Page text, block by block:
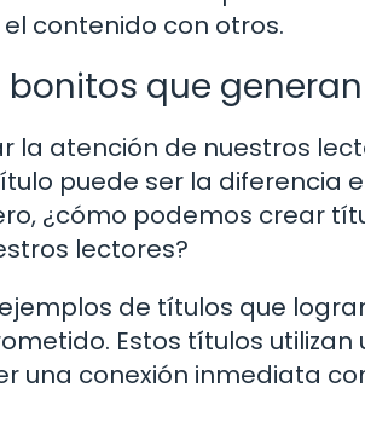
contenido con otros.
bonitos que
la atención de nuestros
puede ser la diferencia
¿cómo podemos crear
lectores?
de títulos que
Estos títulos
una conexión inmediata